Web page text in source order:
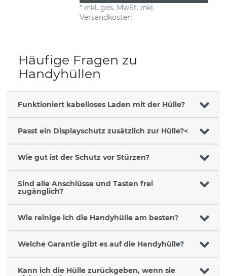
* inkl. ges. MwSt. inkl.
Versandkosten
Häufige Fragen zu
Handyhüllen
Funktioniert kabelloses Laden mit der Hülle?
Passt ein Displayschutz zusätzlich zur Hülle?<
Wie gut ist der Schutz vor Stürzen?
Sind alle Anschlüsse und Tasten frei
zugänglich?
Wie reinige ich die Handyhülle am besten?
Welche Garantie gibt es auf die Handyhülle?
Kann ich die Hülle zurückgeben, wenn sie